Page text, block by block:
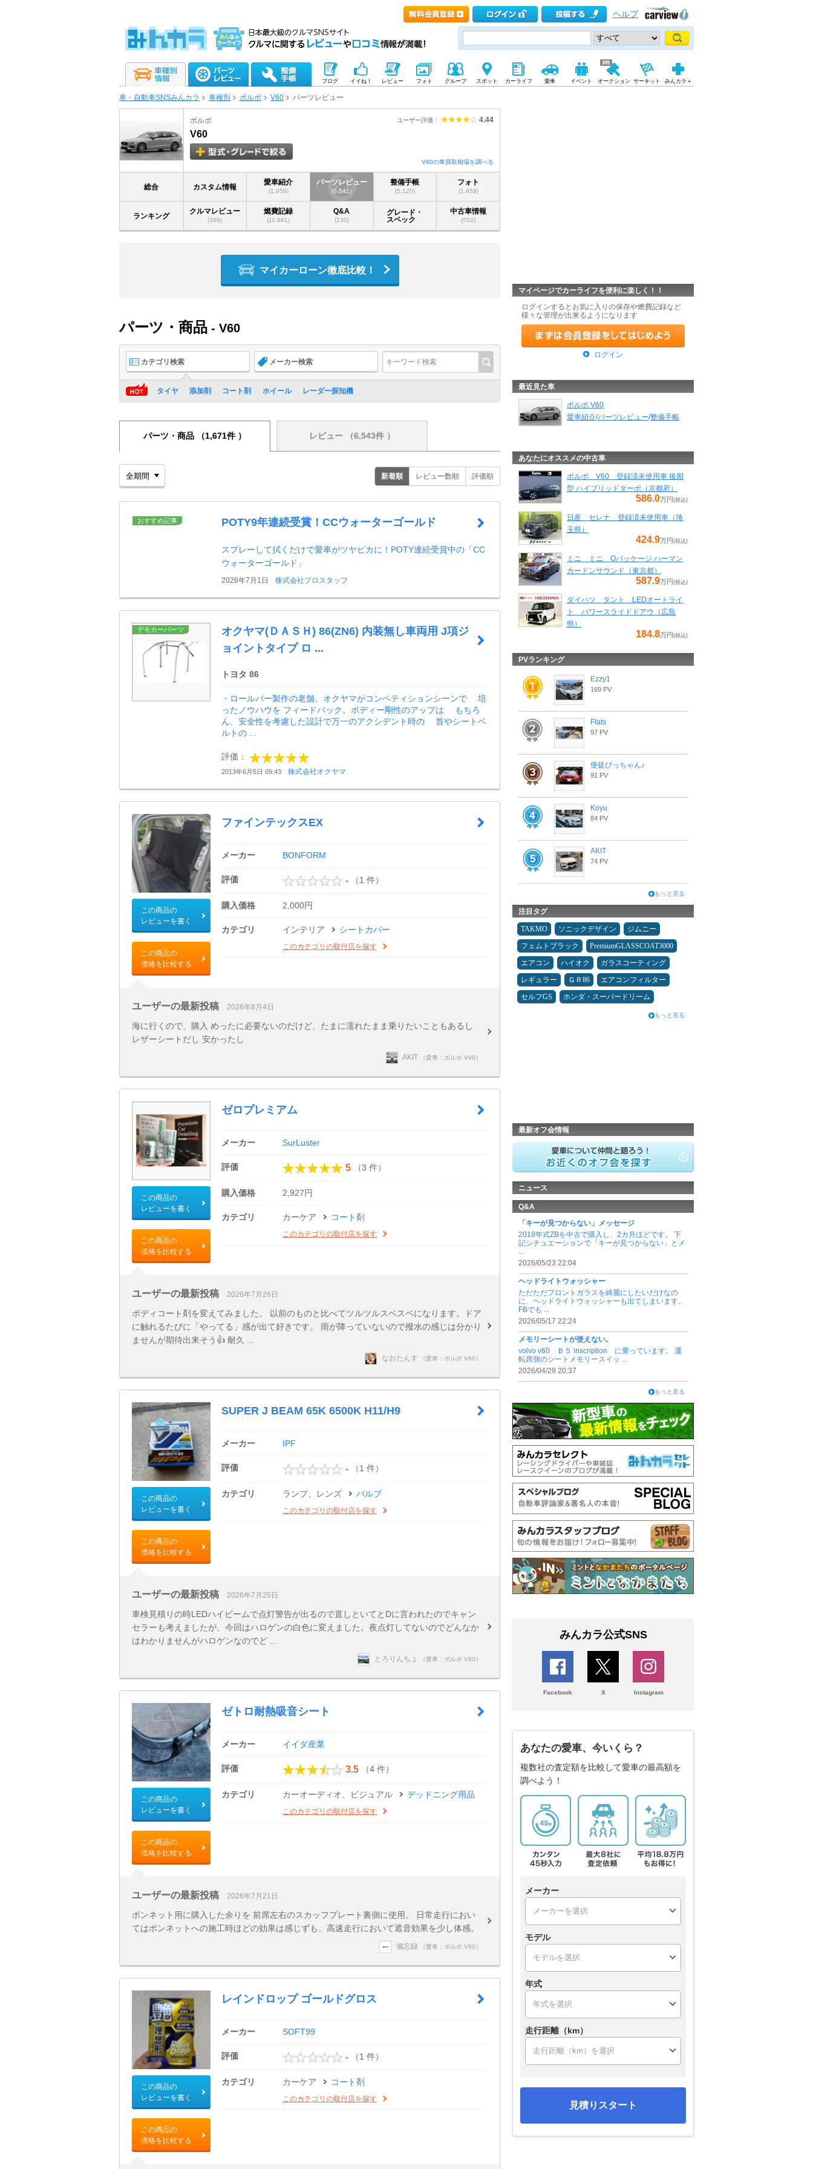
ヘルプ
ブログ イイね！ レビュー フォト グループ スポット カーライフ 愛車 イベント オークション サーキット みんカラ＋
車・自動車SNSみんカラ 車種別 ボルボ V60 パーツレビュー
ユーザー評価： 4.44
ボルボ
V60
V60の車買取相場を調べる
総合 カスタム情報
愛車紹介
(1,956)
パーツレビュー
(6,541)
整備手帳
(5,120)
フォト
(1,958)
ランキング
クルマレビュー
(399)
燃費記録
(11,681)
Q&A
(130)
グレード・
スペック
中古車情報
(552)
マイカーローン徹底比較！
パーツ・商品 - V60
カテゴリ検索 メーカー検索
タイヤ 添加剤 コート剤 ホイール レーダー探知機
パーツ・商品 （1,671件 ） レビュー （6,543件 ）
新着順 レビュー数順 評価順
おすすめ記事 POTY9年連続受賞！CCウォーターゴールド
スプレーして拭くだけで愛車がツヤピカに！POTY連続受賞中の「CC
ウォーターゴールド」
2026年7月1日 株式会社プロスタッフ
デモカーパーツ
オクヤマ(ＤＡＳＨ) 86(ZN6) 内装無し車両用 J項ジ
ョイントタイプ ロ ...
トヨタ 86
・ロールバー製作の老舗、オクヤマがコンペティションシーンで 培
ったノウハウを フィードバック。ボディー剛性のアップは もちろ
ん、安全性を考慮した設計で万一のアクシデント時の 首やシートベ
ルトの ...
評価：
2013年6月5日 09:43 株式会社オクヤマ
この商品の
レビューを書く
この商品の
価格を比較する
ファインテックスEX
メーカー BONFORM
評価 - （1 件）
購入価格 2,000円
カテゴリ インテリア シートカバー
このカテゴリの取付店を探す
ユーザーの最新投稿 2026年8月4日
海に行くので、購入 めったに必要ないのだけど、たまに濡れたまま乗りたいこともあるし
レザーシートだし 安かったし
AKIT （愛車：ボルボ V60）
この商品の
レビューを書く
この商品の
価格を比較する
ゼロプレミアム
メーカー SurLuster
評価 5 （3 件）
購入価格 2,927円
カテゴリ カーケア コート剤
このカテゴリの取付店を探す
ユーザーの最新投稿 2026年7月26日
ボディコート剤を変えてみました。 以前のものと比べてツルツルスベスベになります。ドア
に触れるたびに「やってる」感が出て好きです。 雨が降っていないので撥水の感じは分かり
ませんが期待出来そう👍 耐久 ...
なおたんす （愛車：ボルボ V60）
この商品の
レビューを書く
この商品の
価格を比較する
SUPER J BEAM 65K 6500K H11/H9
メーカー IPF
評価 - （1 件）
カテゴリ ランプ、レンズ バルブ
このカテゴリの取付店を探す
ユーザーの最新投稿 2026年7月25日
車検見積りの時LEDハイビームで点灯警告が出るので直しといてとDに言われたのでキャン
セラーも考えましたが、今回はハロゲンの白色に変えました。夜点灯してないのでどんなか
はわかりませんがハロゲンなのでど ...
とろりんちょ （愛車：ボルボ V60）
この商品の
レビューを書く
この商品の
価格を比較する
ゼトロ耐熱吸音シート
メーカー イイダ産業
評価 3.5 （4 件）
カテゴリ カーオーディオ、ビジュアル デッドニング用品
このカテゴリの取付店を探す
ユーザーの最新投稿 2026年7月21日
ボンネット用に購入した余りを 前席左右のスカッフプレート裏側に使用。 日常走行におい
てはボンネットへの施工時ほどの効果は感じずも、高速走行において遮音効果を少し体感。
備忘録 （愛車：ボルボ V60）
この商品の
レビューを書く
この商品の
価格を比較する
レインドロップ ゴールドグロス
メーカー SOFT99
評価 - （1 件）
カテゴリ カーケア コート剤
このカテゴリの取付店を探す
マイページでカーライフを便利に楽しく！！
ログインするとお気に入りの保存や燃費記録など
様々な管理が出来るようになります
ログイン
最近見た車
ボルボ V60
愛車紹介/パーツレビュー/整備手帳
あなたにオススメの中古車
ボルボ V60 登録済未使用車 後期
型 ハイブリッドターボ（京都府）
586.0万円 (税込)
日産 セレナ 登録済未使用車（埼
玉県）
424.9万円 (税込)
ミニ ミニ Oパッケージ ハーマン
カードンサウンド（東京都）
587.9万円 (税込)
ダイハツ タント LEDオートライ
ト パワースライドドアウ（広島
県）
184.8万円 (税込)
PVランキング
Ezzy1
169 PV
Flats
97 PV
使徒ぴっちゃん♪
91 PV
Koyu
84 PV
AKIT
74 PV
もっと見る
注目タグ
TAKMO ソニックデザイン
ジムニー
フェムトブラック
PremiumGLASSCOAT3000
エアコン
ハイオク
ガラスコーティング
レギュラー
ＧＲ86
エアコンフィルター
セルフGS
ホンダ・スーパードリーム
もっと見る
最新オフ会情報
ニュース
Q&A
「キーが見つからない」メッセージ
2018年式ZBを中古で購入し、2カ月ほどです。 下
記シチュエーションで「キーが見つからない」とメ
...
2026/05/23 22:04
ヘッドライトウォッシャー
ただただフロントガラスを綺麗にしたいだけなの
に、ヘッドライトウォッシャーも出てしまいます。
FBでも ...
2026/05/17 22:24
メモリーシートが使えない。
volvo v60 Ｂ５ inscription に乗っています。 運
転席側のシートメモリースイッ ...
2026/04/29 20:37
もっと見る
みんカラ公式SNS
Facebook X Instagram
あなたの愛車、今いくら？
複数社の査定額を比較して愛車の最高額を
調べよう！
メーカー
モデル
年式
走行距離（km）
見積りスタート